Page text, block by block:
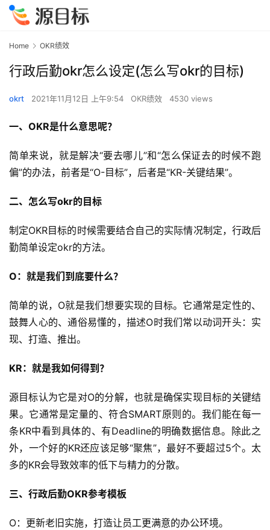
Home OKR绩效
行政后勤okr怎么设定(怎么写okr的目标)
okrt 2021年11月12日 上午9:54 OKR绩效 4530 views
一、OKR是什么意思呢？
简单来说，就是解决“要去哪儿”和“怎么保证去的时候不跑
偏”的办法，前者是“O-目标”，后者是“KR-关键结果”。
二、怎么写okr的目标
制定OKR目标的时候需要结合自己的实际情况制定，行政后
勤简单设定okr的方法。
O：就是我们到底要什么？
简单的说，O就是我们想要实现的目标。它通常是定性的、
鼓舞人心的、通俗易懂的，描述O时我们常以动词开头：实
现、打造、推出。
KR：就是我如何得到？
源目标认为它是对O的分解，也就是确保实现目标的关键结
果。它通常是定量的、符合SMART原则的。我们能在每一
条KR中看到具体的、有Deadline的明确数据信息。除此之
外，一个好的KR还应该足够“聚焦”，最好不要超过5个。太
多的KR会导致效率的低下与精力的分散。
三、行政后勤OKR参考模板
O：更新老旧实施，打造让员工更满意的办公环境。